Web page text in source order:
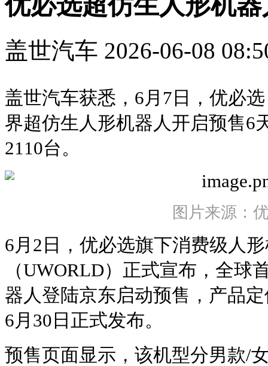
盖世汽车 2026-06-08
盖世汽车获悉，6月7日，优必
界超仿生人形机器人开启预售6
2110台。
图片来源：
6月2日，优必选旗下消费级人
（UWORLD）正式宣布，全球
器人登陆京东启动预售，产品
6月30日正式发布。
预售页面显示，该机型分男款/